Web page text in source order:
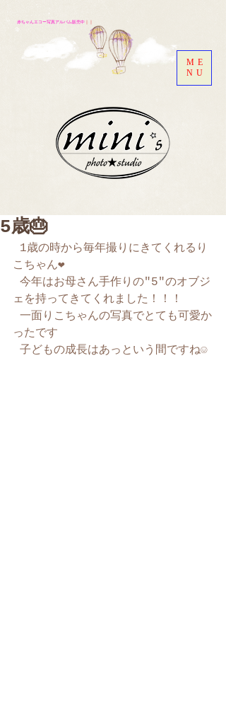
赤ちゃんエコー写真アルバム販売中
ME
NU
5歳🎂
こちゃん❤️
ェを持ってきてくれました！！！
ったです
子どもの成長はあっという間ですね☺️